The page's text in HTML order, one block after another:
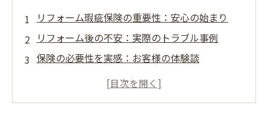
リフォーム瑕疵保険の重要性：安心の始まり
リフォーム後の不安：実際のトラブル事例
保険の必要性を実感：お客様の体験談
リフォーム瑕疵保険の仕組み：理解を深めよう